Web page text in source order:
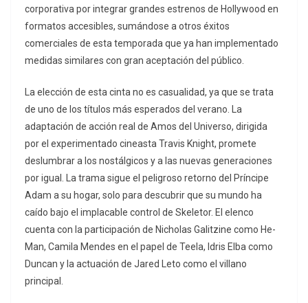
corporativa por integrar grandes estrenos de Hollywood en
formatos accesibles, sumándose a otros éxitos
comerciales de esta temporada que ya han implementado
medidas similares con gran aceptación del público.
La elección de esta cinta no es casualidad, ya que se trata
de uno de los títulos más esperados del verano. La
adaptación de acción real de Amos del Universo, dirigida
por el experimentado cineasta Travis Knight, promete
deslumbrar a los nostálgicos y a las nuevas generaciones
por igual. La trama sigue el peligroso retorno del Príncipe
Adam a su hogar, solo para descubrir que su mundo ha
caído bajo el implacable control de Skeletor. El elenco
cuenta con la participación de Nicholas Galitzine como He-
Man, Camila Mendes en el papel de Teela, Idris Elba como
Duncan y la actuación de Jared Leto como el villano
principal.